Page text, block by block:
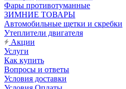
Фары противотуманные
ЗИМНИЕ ТОВАРЫ
Автомобильные щетки и скребки
Утеплители двигателя
Акции
Услуги
Как купить
Вопросы и ответы
Условия доставки